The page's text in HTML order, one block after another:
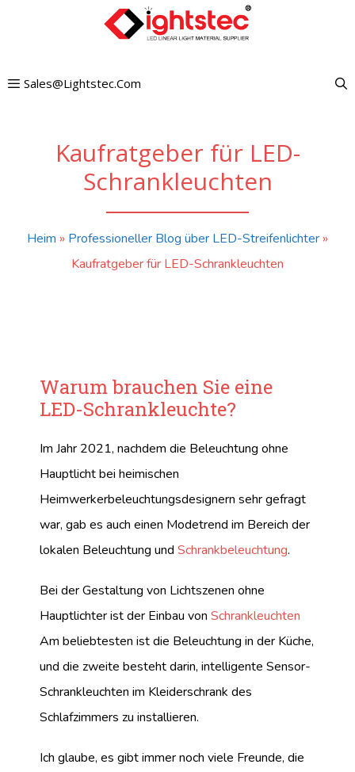
Sales@lightstec.com
Kaufratgeber für LED-
Schrankleuchten
Heim » Professioneller Blog über LED-Streifenlichter »
Kaufratgeber für LED-Schrankleuchten
Warum brauchen Sie eine
LED-Schrankleuchte?
Im Jahr 2021, nachdem die Beleuchtung ohne
Hauptlicht bei heimischen
Heimwerkerbeleuchtungsdesignern sehr gefragt
war, gab es auch einen Modetrend im Bereich der
lokalen Beleuchtung und Schrankbeleuchtung.
Bei der Gestaltung von Lichtszenen ohne
Hauptlichter ist der Einbau von Schrankleuchten
Am beliebtesten ist die Beleuchtung in der Küche,
und die zweite besteht darin, intelligente Sensor-
Schrankleuchten im Kleiderschrank des
Schlafzimmers zu installieren.
Ich glaube, es gibt immer noch viele Freunde, die